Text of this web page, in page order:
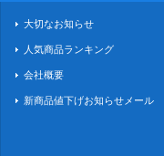
大切なお知らせ
人気商品ランキング
会社概要
新商品値下げお知らせメール